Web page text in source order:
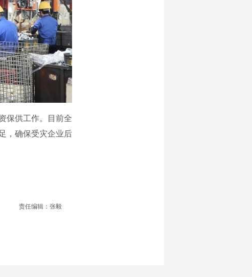
保供工作。目前全
，确保受灾企业后
责任编辑：张毅